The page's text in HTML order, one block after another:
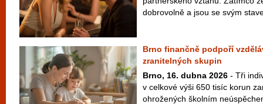
dobrovolně a jsou se svým
Brno finančně podpoří
zranitelných skupin
Brno, 16. dubna 2026 - Tři
v celkové výši 650 tisíc korun
ohrožených školním